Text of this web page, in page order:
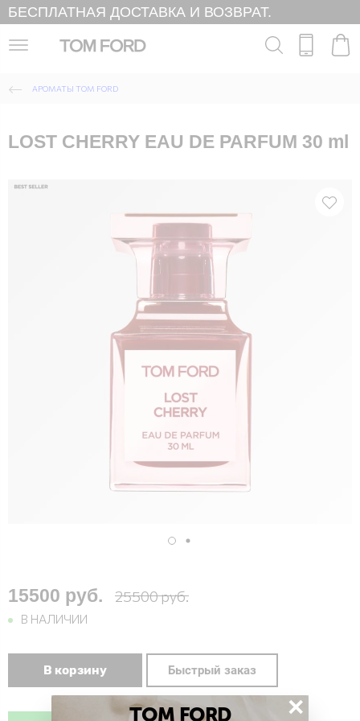
БЕСПЛАТНАЯ ДОСТАВКА И ВОЗВРАТ.
АРОМАТЫ TOM FORD
LOST CHERRY EAU DE PARFUM 30 ml
15500 руб. 25500 руб.
В НАЛИЧИИ
В корзину Быстрый заказ
TOM FORD
×